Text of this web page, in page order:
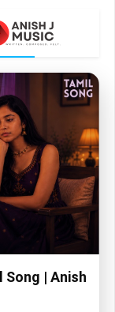
Song | Anish